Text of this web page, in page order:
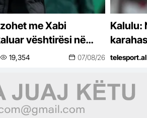
me Xabi
vështirësi në
19,354 07/08/26
Kalulu:
007…
telesport.al